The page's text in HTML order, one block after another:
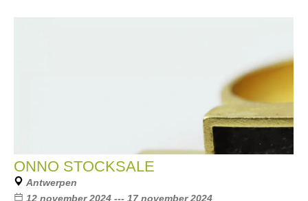
ONNO STOCKSALE
Antwerpen
12 november 2024 --- 17 november 2024